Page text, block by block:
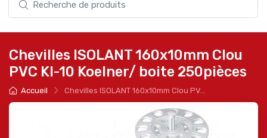
Chevilles ISOLANT 160x10mm Clou
PVC KI-10 Koelner/ boite 250pièces
Accueil Chevilles ISOLANT 160x10mm Clou PV...